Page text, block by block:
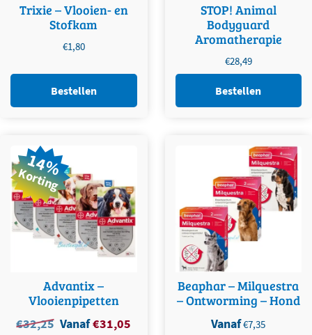
Trixie – Vlooien- en
Stofkam
€1,80
Bestellen
STOP! Animal
Bodyguard
Aromatherapie
€28,49
Bestellen
14%
Korting
Advantix –
Vlooienpipetten
€32,25 Oorspronkelijke
Vanaf€31,05
Dit product heeft meerdere
variaties. Deze optie kan
gekozen worden op de
productpagina
Beaphar – Milquestra
– Ontworming – Hond
Vanaf€7,35
Dit product heeft meerdere
variaties. Deze optie kan
gekozen worden op de
productpagina